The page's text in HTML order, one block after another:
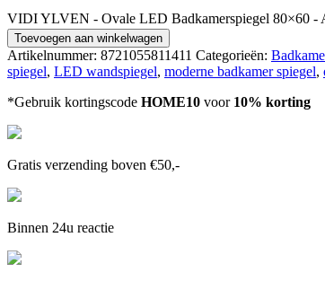
VIDI YLVEN - Ovale LED Badkamerspiegel 80×60 -
Toevoegen aan winkelwagen
Artikelnummer: 8721055811411 Categorieën:
spiegel, LED wandspiegel, moderne badkamer spiegel,
*Gebruik kortingscode HOME10 voor 10% korting
Gratis verzending boven €50,-
Binnen 24u reactie